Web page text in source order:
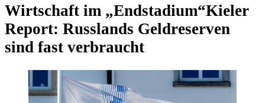
Wirtschaft im „Endstadium“Kieler
Report: Russlands Geldreserven
sind fast verbraucht